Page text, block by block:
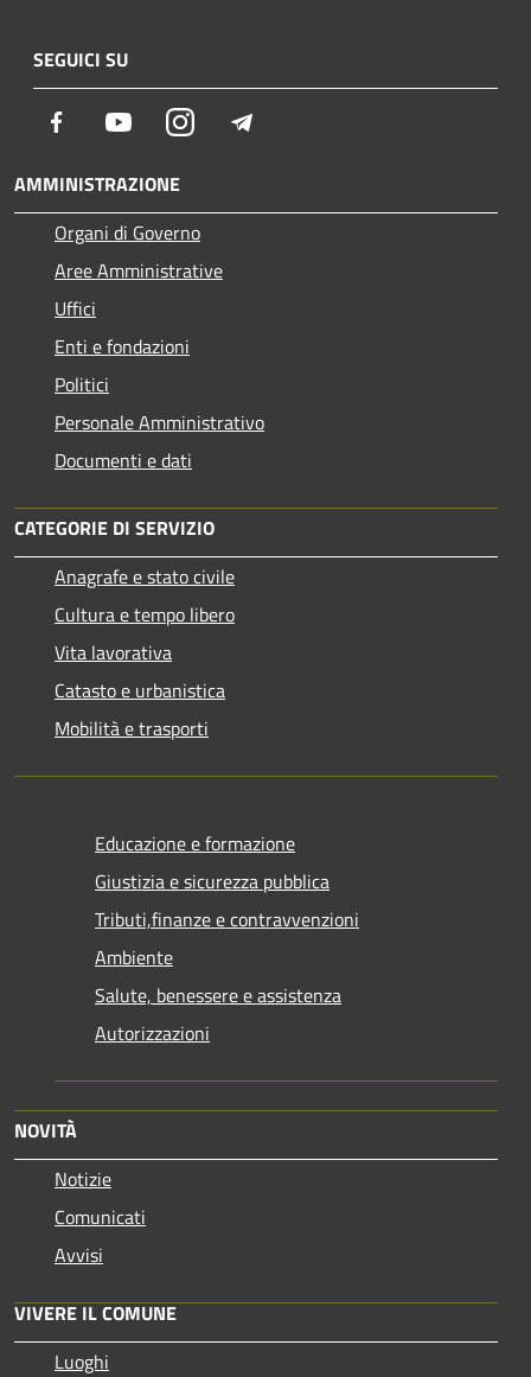
SEGUICI SU
Facebook YoutubeInstagram
AMMINISTRAZIONE
Organi di Governo
Aree Amministrative
Uffici
Enti e fondazioni
Politici
Personale Amministrativo
Documenti e dati
CATEGORIE DI SERVIZIO
Anagrafe e stato civile
Cultura e tempo libero
Vita lavorativa
Catasto e urbanistica
Mobilità e trasporti
Educazione e formazione
Giustizia e sicurezza pubblica
Tributi,finanze e contravvenzioni
Ambiente
Salute, benessere e assistenza
Autorizzazioni
NOVITÀ
Notizie
Comunicati
Avvisi
VIVERE IL COMUNE
Luoghi